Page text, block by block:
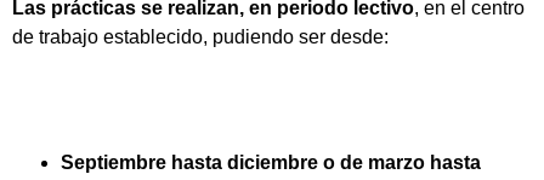
Las prácticas se realizan, en periodo lectivo, en el centro
de trabajo establecido, pudiendo ser desde:
Septiembre hasta diciembre o de marzo hasta